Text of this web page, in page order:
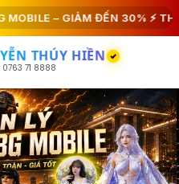
– GIẢM ĐẾN 30% ⚡ THUÊ
THÚY HIỀN
0763 71 8888